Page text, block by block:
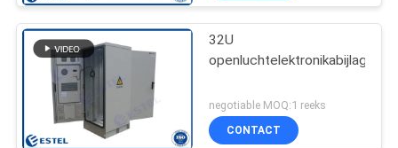
32U
openluchtelektronikabijlage
negotiable MOQ:1 reeks
CONTACT